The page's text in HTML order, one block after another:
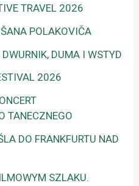
TRAVEL 2026
POLAKOVIČA
DUMA I WSTYD
2026
TANECZNEGO
DO FRANKFURTU NAD
SZLAKU.